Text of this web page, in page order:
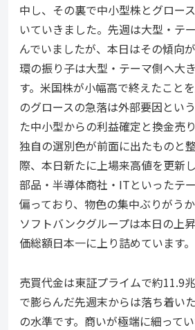
中し、その裏で中小型株とグロー
いていきました。先週は大型・テ
んでいましたが、本日はその傾向
環の振り子は大型・テーマ側へ大
す。米国株が小幅高で終えたこと
のグロースの急落は外部要因とい
た中小型からの利益確定と換金売
独自の選別色が前面に出たものと
際、本日新たに上場来高値を更新
部品・半導体商社・ITといったテ
偏っており、物色の集中ぶりがうか
ソフトバンクグループは本日の上
価総額日本一に上り詰めています。
売買代金は東証プライムで約11.9
で膨らんだ先週末からは落ち着い
の水準です。商いが極端に細って